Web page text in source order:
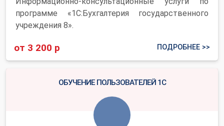
программе «1С:Бухгалтерия государственного
учреждения 8».
от 3 200 р ПОДРОБНЕЕ >>
ОБУЧЕНИЕ ПОЛЬЗОВАТЕЛЕЙ 1С